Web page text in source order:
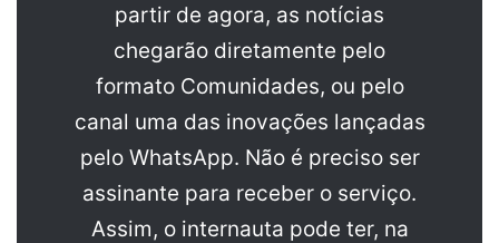
partir de agora, as notícias
chegarão diretamente pelo
formato Comunidades, ou pelo
canal uma das inovações lançadas
pelo WhatsApp. Não é preciso ser
assinante para receber o serviço.
Assim, o internauta pode ter, na